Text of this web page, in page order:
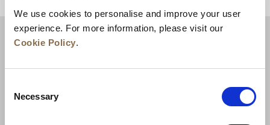
We use cookies to personalise and improve your user
experience. For more information, please visit our
Cookie Policy.
Selection
Necessary